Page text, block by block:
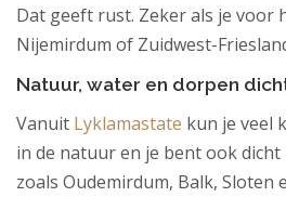
Dat geeft rust. Zeker als je voor
Nijemirdum of Zuidwest-
Natuur, water en dorpen
Vanuit Lyklamastate kun je veel
in de natuur en je bent ook
zoals Oudemirdum, Balk, Sloten